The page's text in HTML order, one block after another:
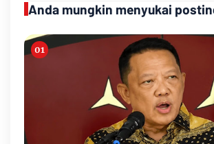
Anda mungkin menyukai